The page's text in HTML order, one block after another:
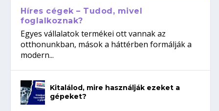
Híres cégek – Tudod, mivel
foglalkoznak?
Egyes vállalatok termékei ott vannak az
otthonunkban, mások a háttérben formálják a
modern...
Kitalálod, mire használják ezeket a
gépeket?